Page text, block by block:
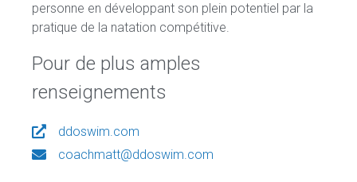
personne en développant son plein potentiel par la
pratique de la natation compétitive.
Pour de plus amples
renseignements
ddoswim.com
coachmatt@ddoswim.com